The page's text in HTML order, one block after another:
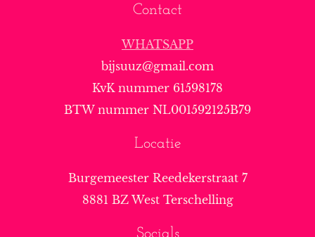
Contact
WHATSAPP
bijsuuz@gmail.com
KvK nummer 61598178
BTW nummer NL001592125B79
Locatie
Burgemeester Reedekerstraat 7
8881 BZ West Terschelling
Socials